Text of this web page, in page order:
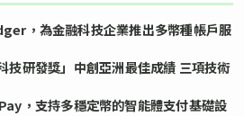
，為金融科技企業推出多幣種帳戶服
技研發獎」中創亞洲最佳成績 三項技術
，支持多穩定幣的智能體支付基礎設